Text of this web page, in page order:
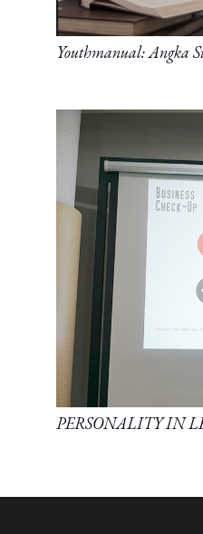
Youthmanual: Angka
PERSONALITY IN